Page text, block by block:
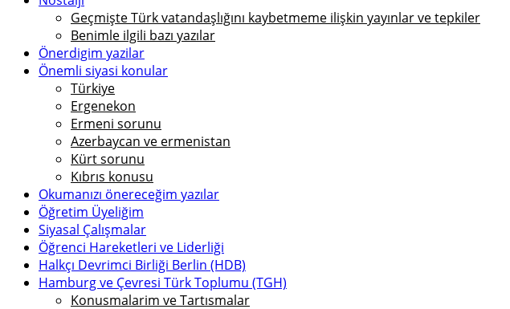
Geçmişte Türk vatandaşlığını kaybetmeme ilişkin yayınlar ve tepkiler
Benimle ilgili bazı yazılar
Önerdigim yazilar
Önemli siyasi konular
Türkiye
Ergenekon
Ermeni sorunu
Azerbaycan ve ermenistan
Kürt sorunu
Kıbrıs konusu
Okumanızı önereceğim yazılar
Öğretim Üyeliğim
Siyasal Çalışmalar
Öğrenci Hareketleri ve Liderliği
Halkçı Devrimci Birliği Berlin (HDB)
Hamburg ve Çevresi Türk Toplumu (TGH)
Konusmalarim ve Tartısmalar